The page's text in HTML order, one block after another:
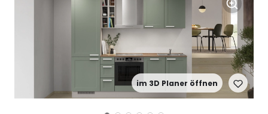
im 3D Planer öffnen